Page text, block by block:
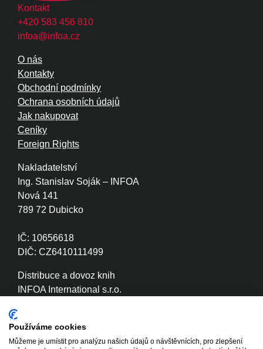
Kontakt
+420 583 456 810
infoa@infoa.cz
Nakladatelství
Ing. Stanislav Soják – INFOA
Nová 141
789 72 Dubicko
IČ: 10656618
DIČ: CZ6410111499
Distribuce a dovoz knih
INFOA International s.r.o.
IČ: 26870886
O nás
Kontakty
Obchodní podmínky
Ochrana osobních údajů
Jak nakupovat
Ceníky
Foreign Rights
Používáme cookies
Můžeme je umístit pro analýzu našich údajů o návštěvnících, pro zlepšení